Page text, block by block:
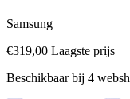
Samsung
€319,00 Laagste prijs
Beschikbaar bij 4